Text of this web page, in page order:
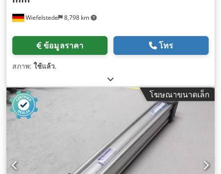
Wiefelstede 8,798 km
ข้อมูลราคา โทร
สภาพ: ใช้แล้ว,
โฆษณาขนาดเล็ก